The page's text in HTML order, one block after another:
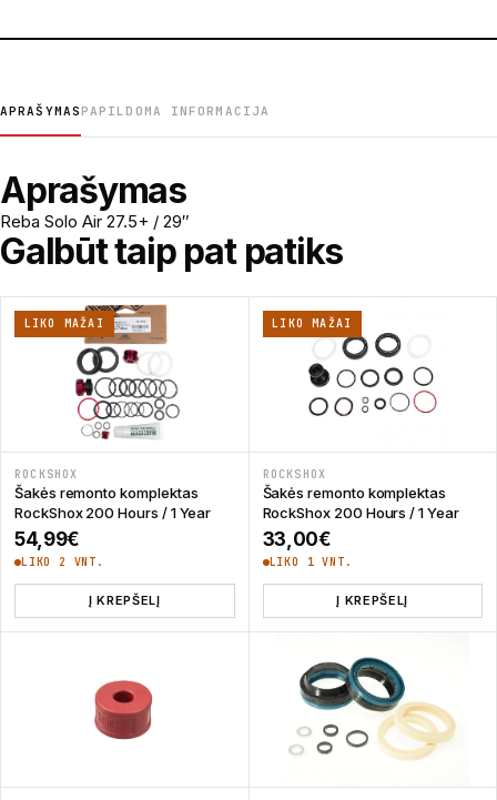
APRAŠYMAS PAPILDOMA INFORMACIJA
Aprašymas
Reba Solo Air 27.5+ / 29″
Galbūt taip pat patiks
LIKO MAŽAI
ROCKSHOX
Šakės remonto komplektas
RockShox 200 Hours / 1 Year
54,99€
LIKO 2 VNT.
Į KREPŠELĮ
LIKO MAŽAI
ROCKSHOX
Šakės remonto komplektas
RockShox 200 Hours / 1 Year
33,00€
LIKO 1 VNT.
Į KREPŠELĮ